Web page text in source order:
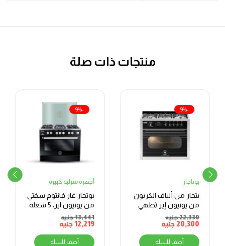
منتجات ذات صلة
-9%
بوتاجاز
بتجاز من ألياف الكربون
من يونيون إير (طهي
تلقائي)، 5 شعلات،
ستانلس ستيل –
C69SSGC511ICPS2FGCF2WAL
22,330جنيه
20,300 جنيه
أضف للسلة
-9%
أجهزة منزلية كبيرة
بوتجاز غاز فانتوم سفتي
من يونيون اير، 5 شعلة
13,441جنيه
12,219جنيه
أضف للسلة